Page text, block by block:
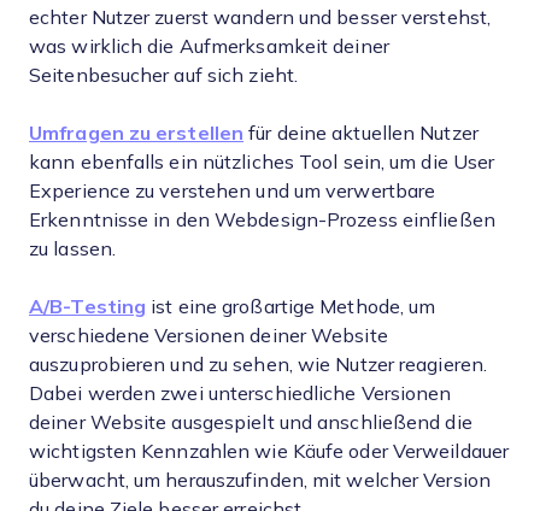
echter Nutzer zuerst wandern und besser verstehst,
was wirklich die Aufmerksamkeit deiner
Seitenbesucher auf sich zieht.
Umfragen zu erstellen für deine aktuellen Nutzer
kann ebenfalls ein nützliches Tool sein, um die User
Experience zu verstehen und um verwertbare
Erkenntnisse in den Webdesign-Prozess einfließen
zu lassen.
A/B-Testing ist eine großartige Methode, um
verschiedene Versionen deiner Website
auszuprobieren und zu sehen, wie Nutzer reagieren.
Dabei werden zwei unterschiedliche Versionen
deiner Website ausgespielt und anschließend die
wichtigsten Kennzahlen wie Käufe oder Verweildauer
überwacht, um herauszufinden, mit welcher Version